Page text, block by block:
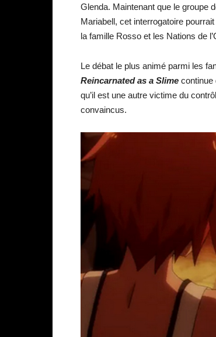
Glenda. Maintenant que le groupe
Mariabell, cet interrogatoire
la famille Rosso et les Nations de
Le débat le plus animé parmi les
Reincarnated as a Slime continue
qu’il est une autre victime du
convaincus.